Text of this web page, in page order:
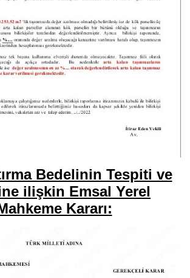
Bedelinin Tespiti ve
ilişkin Emsal Yerel
Kararı: